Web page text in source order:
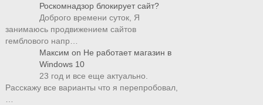
Роскомнадзор блокирует сайт?
Доброго времени суток, Я
занимаюсь продвижением сайтов
гемблового напр…
Максим on Не работает магазин в
Windows 10
23 год и все еще актуально.
Расскажу все варианты что я перепробовал,